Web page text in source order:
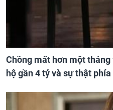
Chồng mất hơn một
hộ gần 4 tỷ và sự thật